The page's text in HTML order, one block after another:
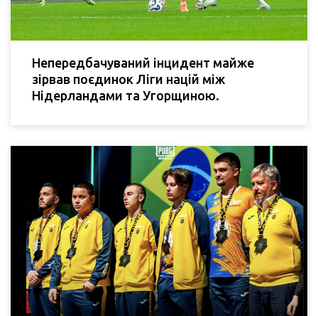
Непередбачуваний інцидент майже
зірвав поєдинок Ліги націй між
Нідерландами та Угорщиною.